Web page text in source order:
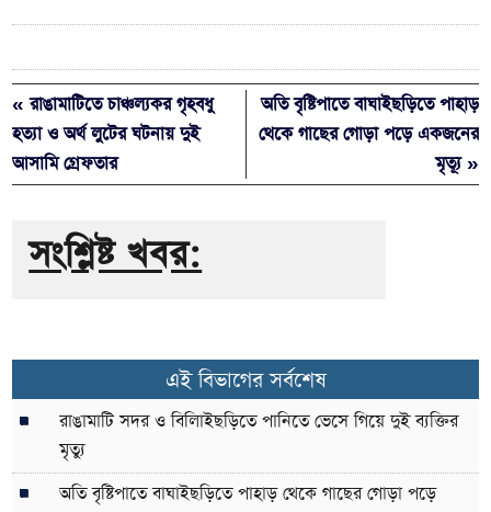
« রাঙামাটিতে চাঞ্চল্যকর গৃহবধু
হত্যা ও অর্থ লুটের ঘটনায় দুই
আসামি গ্রেফতার
অতি বৃষ্টিপাতে বাঘাইছড়িতে পাহাড়
থেকে গাছের গোড়া পড়ে একজনের
মৃত্যূ »
সংশ্লিষ্ট খবর:
এই বিভাগের সর্বশেষ
রাঙামাটি সদর ও বিলািইছড়িতে পানিতে ভেসে গিয়ে দুই ব্যক্তির
মৃত্যু
অতি বৃষ্টিপাতে বাঘাইছড়িতে পাহাড় থেকে গাছের গোড়া পড়ে